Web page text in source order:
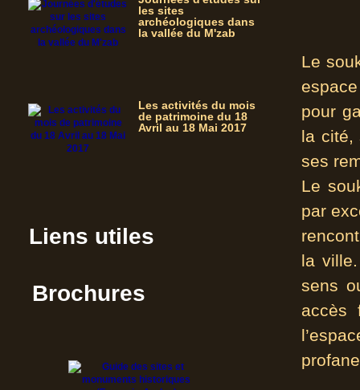
les sites
archéologiques dans
la vallée du M'zab
Les activités du mois
de patrimoine du 18
Avril au 18 Mai 2017
Liens utiles
Brochures
Le
pour
la cité,
ses
Le
par
la
sens
accès